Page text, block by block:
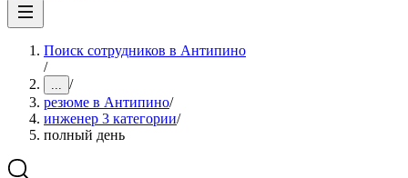
Поиск сотрудников в Антипино
/
... /
резюме в Антипино/
инженер 3 категории/
полный день